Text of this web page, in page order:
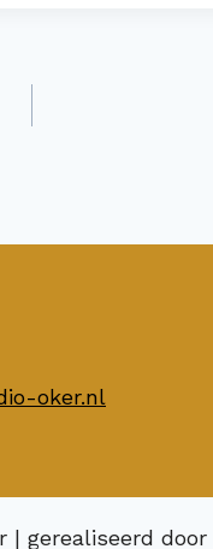
oker.nl
| gerealiseerd door